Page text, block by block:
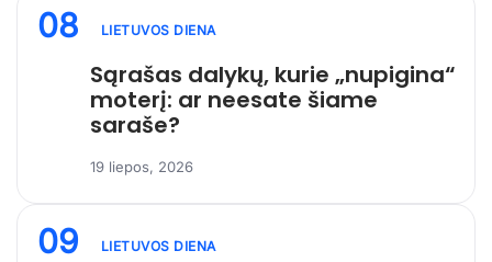
08 LIETUVOS DIENA
Sąrašas dalykų, kurie „nupigina“
moterį: ar neesate šiame
saraše?
19 liepos, 2026
09 LIETUVOS DIENA